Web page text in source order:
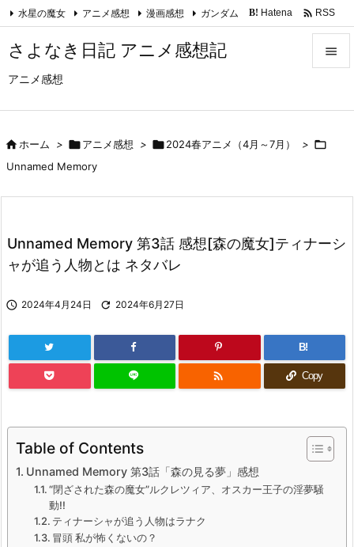
さよなき日記 アニメ感想記
アニメ感想

サイド

水星の魔女 アニメ感想 漫画感想 ガンダム B! Hatena  RSS
ホーム > アニメ感想 > 2024春アニメ（4月～7月） > 
Unnamed Memory
Unnamed Memory 第3話 感想[森の魔女]ティナーシ
ャが追う人物とは ネタバレ
 2024年4月24日  2024年6月27日
B!
 Copy
Table of Contents
Unnamed Memory 第3話「森の見る夢」感想
“閉ざされた森の魔女”ルクレツィア、オスカー王子の淫夢騒
動!!
ティナーシャが追う人物はラナク
冒頭 私が怖くないの？